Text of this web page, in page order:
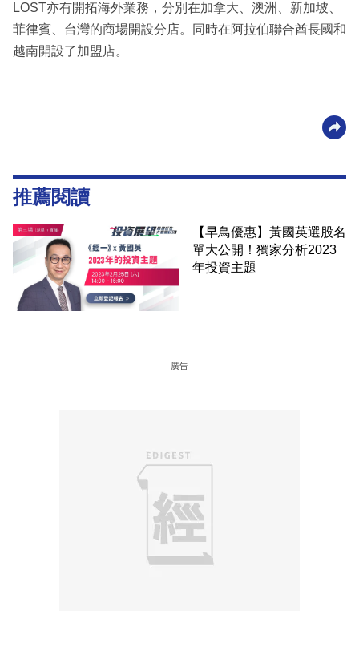
LOST亦有開拓海外業務，分別在加拿大、澳洲、新加坡、
菲律賓、台灣的商場開設分店。同時在阿拉伯聯合酋長國和
越南開設了加盟店。
推薦閱讀
【早鳥優惠】黃國英選股名
單大公開！獨家分析2023
年投資主題
廣告